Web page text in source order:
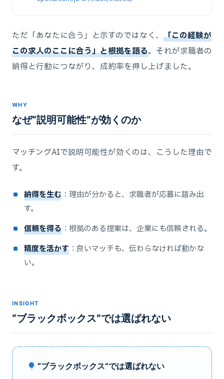
ただ「あなたに合う」と示すのではなく、 「この経験が
この求人のここに合う」と根拠を語る。それが求職者の
納得と行動につながり、成約率を押し上げました。
WHY
なぜ“説明可能性”が効くのか
マッチングAIで説明可能性が効くのは、こうした理由で
す。
納得を生む ：理由が分かると、求職者が応募に踏み出
す。
信頼を得る ：根拠のある提案は、企業にも信頼される。
精度を活かす ：良いマッチも、伝わらなければ動かな
い。
INSIGHT
“ブラックボックス”では選ばれない
“ブラックボックス”では選ばれない